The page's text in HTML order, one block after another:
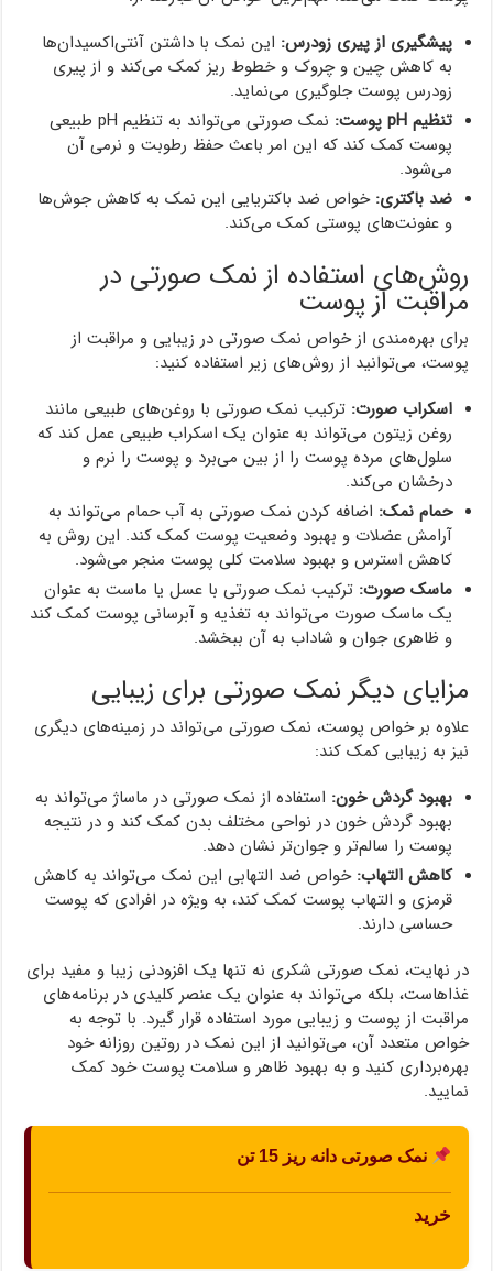
پیشگیری از پیری زودرس: این نمک با داشتن آنتی‌اکسیدان‌ها
به کاهش چین و چروک و خطوط ریز کمک می‌کند و از پیری
زودرس پوست جلوگیری می‌نماید.
تنظیم pH پوست:
نمک صورتی می‌تواند به تنظیم pH طبیعی
پوست کمک کند که این امر باعث حفظ رطوبت و نرمی آن
می‌شود.
ضد باکتری: خواص ضد باکتریایی این نمک به کاهش جوش‌ها
و عفونت‌های پوستی کمک می‌کند.
روش‌های استفاده از نمک صورتی در
مراقبت از پوست
برای بهره‌مندی از خواص نمک صورتی در زیبایی و مراقبت از
پوست، می‌توانید از روش‌های زیر استفاده کنید:
اسکراب صورت: ترکیب نمک صورتی با روغن‌های طبیعی مانند
روغن زیتون می‌تواند به عنوان یک اسکراب طبیعی عمل کند که
سلول‌های مرده پوست را از بین می‌برد و پوست را نرم و
درخشان می‌کند.
حمام نمک: اضافه کردن نمک صورتی به آب حمام می‌تواند به
آرامش عضلات و بهبود وضعیت پوست کمک کند. این روش به
کاهش استرس و بهبود سلامت کلی پوست منجر می‌شود.
ماسک صورت: ترکیب نمک صورتی با عسل یا ماست به عنوان
یک ماسک صورت می‌تواند به تغذیه و آبرسانی پوست کمک کند
و ظاهری جوان و شاداب به آن ببخشد.
مزایای دیگر نمک صورتی برای زیبایی
علاوه بر خواص پوست، نمک صورتی می‌تواند در زمینه‌های دیگری
نیز به زیبایی کمک کند:
بهبود گردش خون: استفاده از نمک صورتی در ماساژ می‌تواند به
بهبود گردش خون در نواحی مختلف بدن کمک کند و در نتیجه
پوست را سالم‌تر و جوان‌تر نشان دهد.
کاهش التهاب: خواص ضد التهابی این نمک می‌تواند به کاهش
قرمزی و التهاب پوست کمک کند، به ویژه در افرادی که پوست
حساسی دارند.
در نهایت، نمک صورتی شکری نه تنها یک افزودنی زیبا و مفید برای
غذاهاست، بلکه می‌تواند به عنوان یک عنصر کلیدی در برنامه‌های
مراقبت از پوست و زیبایی مورد استفاده قرار گیرد. با توجه به
خواص متعدد آن، می‌توانید از این نمک در روتین روزانه خود
بهره‌برداری کنید و به بهبود ظاهر و سلامت پوست خود کمک
نمایید.
نمک صورتی دانه ریز 15 تن
خرید